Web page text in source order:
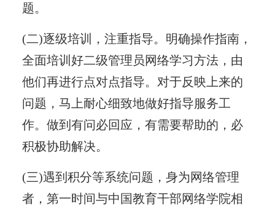
题。
(二)逐级培训，注重指导。明确操作指南，
全面培训好二级管理员网络学习方法，由
他们再进行点对点指导。对于反映上来的
问题，马上耐心细致地做好指导服务工
作。做到有问必回应，有需要帮助的，必
积极协助解决。
(三)遇到积分等系统问题，身为网络管理
者，第一时间与中国教育干部网络学院相